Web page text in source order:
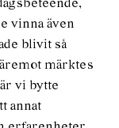
vinna även
blivit så
märktes
vi bytte
annat